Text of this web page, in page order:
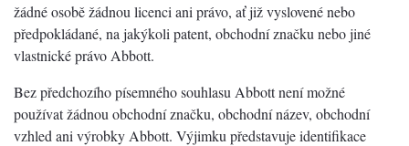
žádné osobě žádnou licenci ani právo, ať již vyslovené nebo
předpokládané, na jakýkoli patent, obchodní značku nebo jiné
vlastnické právo Abbott.
Bez předchozího písemného souhlasu Abbott není možné
používat žádnou obchodní značku, obchodní název, obchodní
vzhled ani výrobky Abbott. Výjimku představuje identifikace